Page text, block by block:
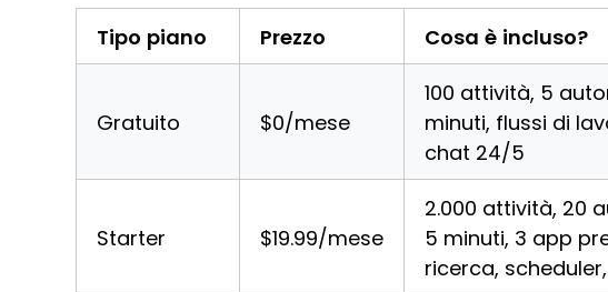
Tipo piano Prezzo Cosa è incluso?
Gratuito $0/mese
100 attività, 5
minuti, flussi di
chat 24/5
Starter $19.99/mese
2.000 attività, 20
5 minuti, 3 app
ricerca,